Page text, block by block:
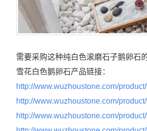
需要采购这种纯白色滚磨石子鹅卵石
雪花白色鹅卵石产品链接：
http://www.wuzhoustone.com/
http://www.wuzhoustone.com/
http://www.wuzhoustone.com/